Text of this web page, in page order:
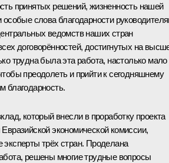
принятых решений, жизненность нашей
особые слова благодарности
ведомств наших стран
договорённостей, достигнутых на
трудна была эта работа, настолько мало
преодолеть и прийти к сегодняшнему
благодарность.
который внесли в проработку проекта
экономической комиссии,
эксперты трёх стран. Проделана
решены многие трудные вопросы